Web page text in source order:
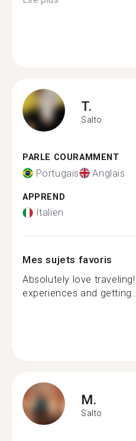
T.
Salto
PARLE COURAMMENT
Portugais Anglais
APPREND
Italien
Mes sujets favoris
Absolutely love
experiences and
M.
Salto